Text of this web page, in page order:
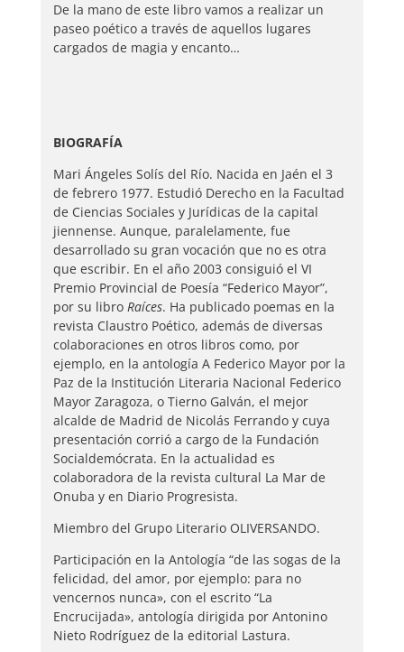
De la mano de este libro vamos a realizar un
paseo poético a través de aquellos lugares
cargados de magia y encanto…
BIOGRAFÍA
Mari Ángeles Solís del Río. Nacida en Jaén el 3
de febrero 1977. Estudió Derecho en la Facultad
de Ciencias Sociales y Jurídicas de la capital
jiennense. Aunque, paralelamente, fue
desarrollado su gran vocación que no es otra
que escribir. En el año 2003 consiguió el VI
Premio Provincial de Poesía “Federico Mayor”,
por su libro Raíces. Ha publicado poemas en la
revista Claustro Poético, además de diversas
colaboraciones en otros libros como, por
ejemplo, en la antología A Federico Mayor por la
Paz de la Institución Literaria Nacional Federico
Mayor Zaragoza, o Tierno Galván, el mejor
alcalde de Madrid de Nicolás Ferrando y cuya
presentación corrió a cargo de la Fundación
Socialdemócrata. En la actualidad es
colaboradora de la revista cultural La Mar de
Onuba y en Diario Progresista.
Miembro del Grupo Literario OLIVERSANDO.
Participación en la Antología “de las sogas de la
felicidad, del amor, por ejemplo: para no
vencernos nunca», con el escrito “La
Encrucijada», antología dirigida por Antonino
Nieto Rodríguez de la editorial Lastura.